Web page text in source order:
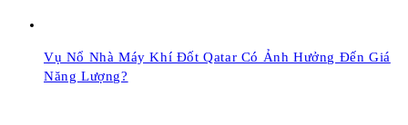
Vụ Nổ Nhà Máy Khí Đốt Qatar Có Ảnh Hưởng Đến Giá
Năng Lượng?